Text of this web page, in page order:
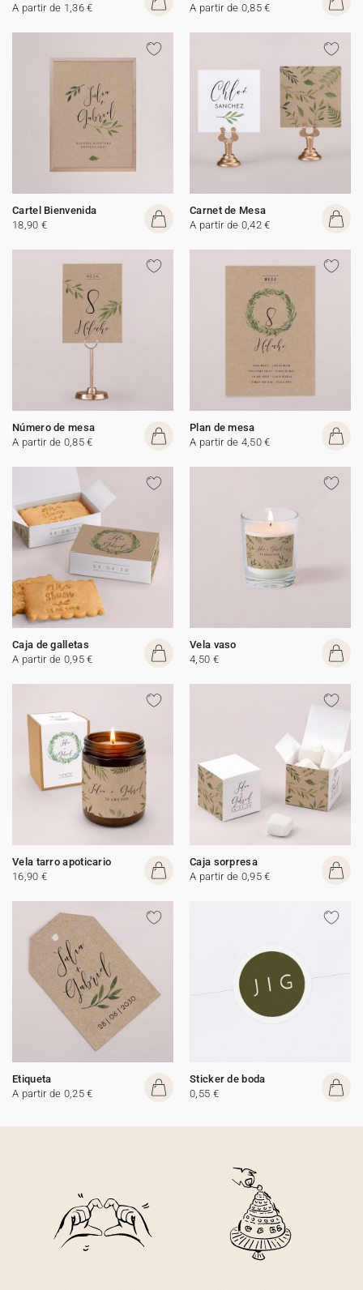
A partir de 1,36 € A partir de 0,85 €
Cartel Bienvenida
18,90 €
Carnet de Mesa
A partir de 0,42 €
Número de mesa
A partir de 0,85 €
Plan de mesa
A partir de 4,50 €
Caja de galletas
A partir de 0,95 €
Vela vaso
4,50 €
Vela tarro apoticario
16,90 €
Caja sorpresa
A partir de 0,95 €
Etiqueta
A partir de 0,25 €
Sticker de boda
0,55 €